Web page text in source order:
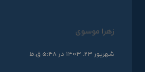
زهرا موسوی
شهریور 23, 1403 در 5:48 ق.ظ